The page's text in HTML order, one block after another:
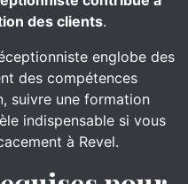
des clients.
englobe des
des compétences
suivre une formation
indispensable si vous
à Revel.